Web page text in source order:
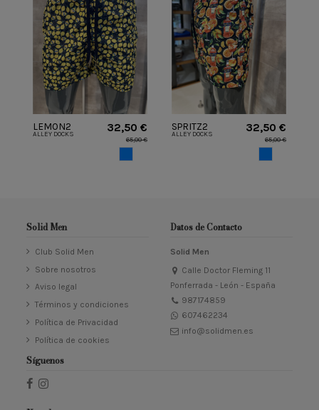
LEMON2
BAÑADOR BOB
ALLEY DOCKS 32,50 €
65,00 €
SPRITZ2
BAÑADOR
ALLEY DOCKS 32,50 €
65,00 €
Solid Men
Club Solid Men
Sobre nosotros
Aviso legal
Términos y condiciones
Política de Privacidad
Política de cookies
Datos de Contacto
Solid Men
Calle Doctor Fleming 11
Ponferrada - León - España
987174859
607462234
info@solidmen.es
Síguenos